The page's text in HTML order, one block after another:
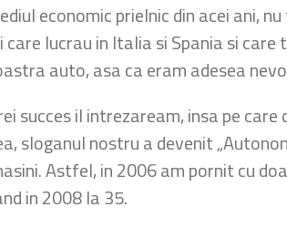
economic prielnic din acei ani,
lucrau in Italia si Spania si care
auto, asa ca eram adesea
succes il intrezaream, insa pe
sloganul nostru a devenit
Astfel, in 2006 am pornit cu
in 2008 la 35.